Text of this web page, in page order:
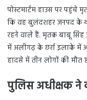
पोस्टमार्टम हाउस पर पहुंचे
कि वह बुलंदशहर जनपद के
रहने वाले हैं. मृतक बाबू सिंह
में अलीगढ़ के छर्रा इलाके में
हादसे में तीन लोगों की मौत
पुलिस अधीक्षक ने